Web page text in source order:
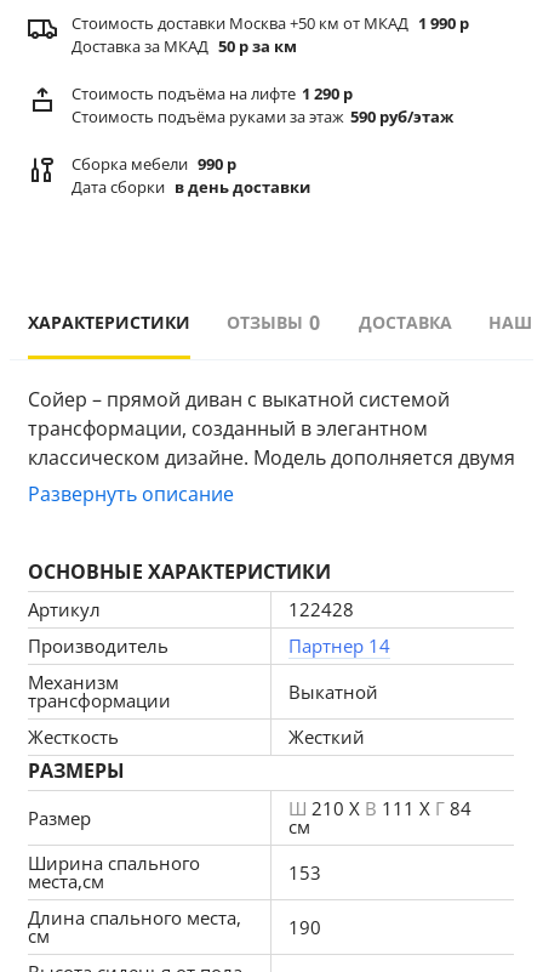
Стоимость доставки Москва +50 км от МКАД 1 990 р
Доставка за МКАД 50 р за км
Стоимость подъёма на лифте 1 290 р
Стоимость подъёма руками за этаж 590 руб/этаж
Сборка мебели 990 р
Дата сборки в день доставки
ХАРАКТЕРИСТИКИ ОТЗЫВЫ 0 ДОСТАВКА
Сойер – прямой диван с выкатной системой
трансформации, созданный в элегантном
классическом дизайне. Модель дополняется двумя
мягкими подушками и стильными валиками. В
Особенности прямого детского дивана Сойер:
Гипоаллергенность и экологичность
Комбинация таких слоев для дивана
отличается гипоаллергенностью,
безопасностью для здоровья и
экологичностью. Дополнительная обработка
добавляет противогрибковых и
антибактериальных свойств.
Воздухопроницаемость
Отличная воздухопроницаемость сохраняет
Развернуть описание
ОСНОВНЫЕ ХАРАКТЕРИСТИКИ
Артикул
122428
Производитель
Партнер 14
Механизм
трансформации
Выкатной
Жесткость
Жесткий
РАЗМЕРЫ
Размер Ш 210 X В 111 X Г 84
см
Ширина спального
места,см
153
Длина спального места,
см
190